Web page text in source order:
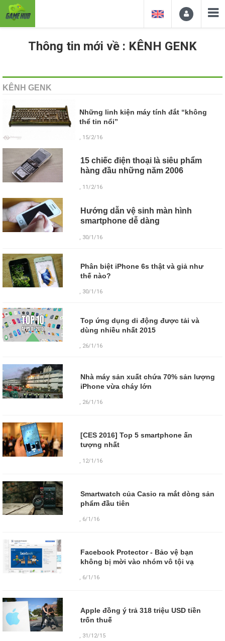
Thông tin mới về : KÊNH GENK
KÊNH GENK
Những linh kiện máy tính đắt “không
thể tin nổi”
, 15/2/16
15 chiếc điện thoại là siêu phẩm
hàng đầu những năm 2006
, 11/2/16
Hướng dẫn vệ sinh màn hình
smartphone dễ dàng
, 30/1/16
Phân biệt iPhone 6s thật và giả như
thế nào?
, 30/1/16
Top ứng dụng di động được tải và
dùng nhiều nhất 2015
, 26/1/16
Nhà máy sản xuất chứa 70% sản lượng
iPhone vừa cháy lớn
, 26/1/16
[CES 2016] Top 5 smartphone ấn
tượng nhất
12/1/16
Smartwatch của Casio ra mắt dòng sản
phẩm đầu tiên
, 6/1/16
Facebook Protector - Bảo vệ bạn
không bị mời vào nhóm vô tội vạ
, 6/1/16
Apple đồng ý trả 318 triệu USD tiền
trốn thuế
, 31/12/15